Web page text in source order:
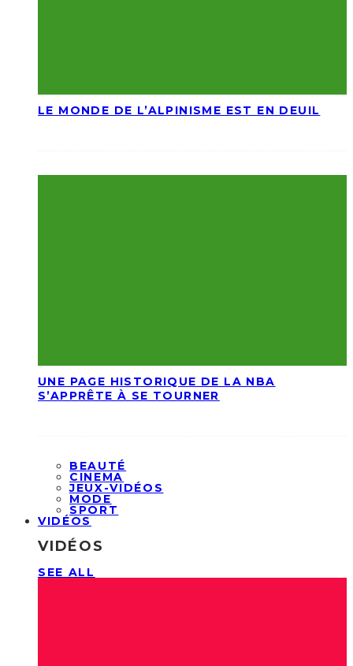
LE MONDE DE L’ALPINISME EST EN DEUIL
UNE PAGE HISTORIQUE DE LA NBA
S’APPRÊTE À SE TOURNER
BEAUTÉ
CINEMA
JEUX-VIDÉOS
MODE
SPORT
VIDÉOS
VIDÉOS
SEE ALL